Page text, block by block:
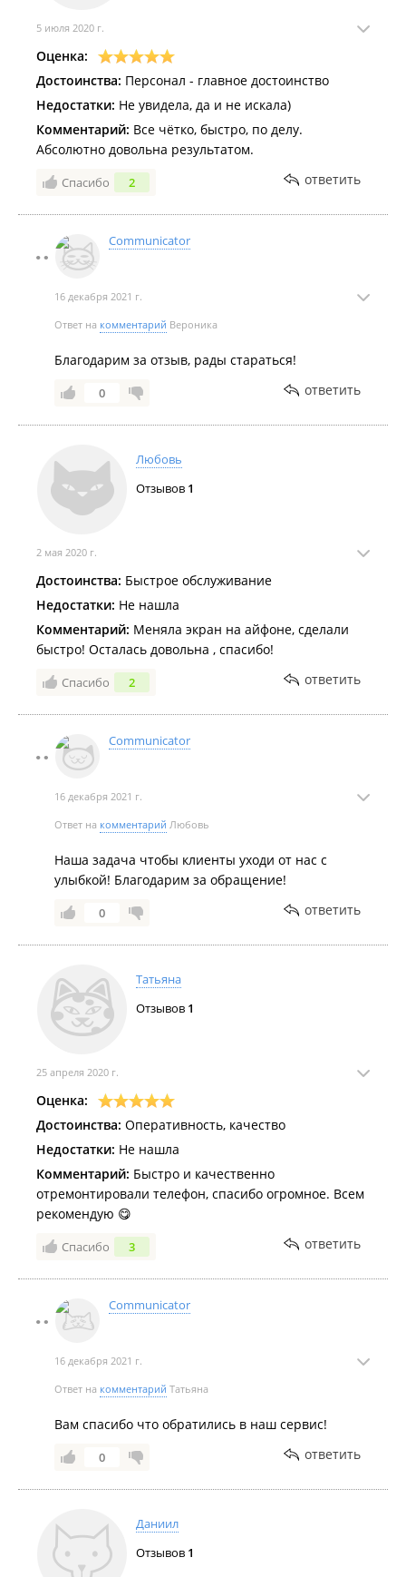
5 июля 2020 г.
Оценка:
Достоинства: Персонал - главное достоинство
Недостатки: Не увидела, да и не искала)
Комментарий: Все чётко, быстро, по делу.
Абсолютно довольна результатом.
Спасибо 2 ответить
Communicator
16 декабря 2021 г.
Ответ на комментарий Вероника
Благодарим за отзыв, рады стараться!
0 ответить
Любовь
Отзывов 1
2 мая 2020 г.
Достоинства: Быстрое обслуживание
Недостатки: Не нашла
Комментарий: Меняла экран на айфоне, сделали
быстро! Осталась довольна , спасибо!
Спасибо 2 ответить
Communicator
16 декабря 2021 г.
Ответ на комментарий Любовь
Наша задача чтобы клиенты уходи от нас с
улыбкой! Благодарим за обращение!
0 ответить
Татьяна
Отзывов 1
25 апреля 2020 г.
Оценка:
Достоинства: Оперативность, качество
Недостатки: Не нашла
Комментарий: Быстро и качественно
отремонтировали телефон, спасибо огромное. Всем
рекомендую 😋
Спасибо 3 ответить
Communicator
16 декабря 2021 г.
Ответ на комментарий Татьяна
Вам спасибо что обратились в наш сервис!
0 ответить
Даниил
Отзывов 1